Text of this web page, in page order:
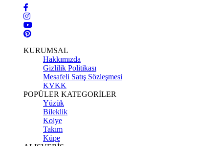
KURUMSAL
Hakkımızda
Gizlilik Politikası
Mesafeli Satış Sözleşmesi
KVKK
POPÜLER KATEGORİLER
Yüzük
Bileklik
Kolye
Takım
Küpe